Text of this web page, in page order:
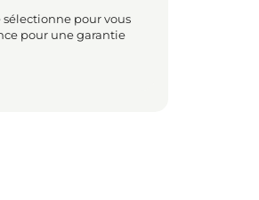
pour vous
pour une garantie